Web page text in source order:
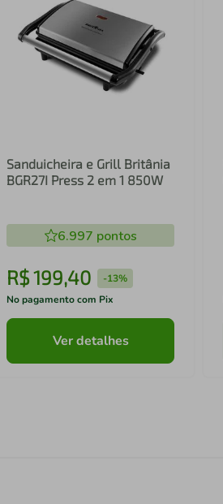
Sanduicheira e Grill Britânia
BGR27I Press 2 em 1 850W
6.997 pontos
R$199,40 -13%
No pagamento com Pix
Ver detalhes